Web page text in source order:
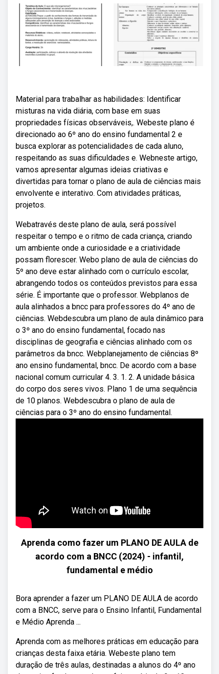
Material para trabalhar as habilidades: Identificar
misturas na vida diária, com base em suas
propriedades físicas observáveis,. Webeste plano é
direcionado ao 6º ano do ensino fundamental 2 e
busca explorar as potencialidades de cada aluno,
respeitando as suas dificuldades e. Webneste artigo,
vamos apresentar algumas ideias criativas e
divertidas para tornar o plano de aula de ciências mais
envolvente e interativo. Com atividades práticas,
projetos.
Webatravés deste plano de aula, será possível
respeitar o tempo e o ritmo de cada criança, criando
um ambiente onde a curiosidade e a criatividade
possam florescer. Webo plano de aula de ciências do
5º ano deve estar alinhado com o currículo escolar,
abrangendo todos os conteúdos previstos para essa
série. É importante que o professor. Webplanos de
aula alinhados a bncc para professores do 4º ano de
ciências. Webdescubra um plano de aula dinâmico para
o 3º ano do ensino fundamental, focado nas
disciplinas de geografia e ciências alinhado com os
parâmetros da bncc. Webplanejamento de ciências 8º
ano ensino fundamental, bncc. De acordo com a base
nacional comum curricular 4. 3. 1. 2. A unidade básica
do corpo dos seres vivos. Plano 1 de uma sequência
de 10 planos. Webdescubra o plano de aula de
ciências para o 3º ano do ensino fundamental.
Aprenda como fazer um PLANO DE AULA de
acordo com a BNCC (2024) - infantil,
fundamental e médio
Bora aprender a fazer um PLANO DE AULA de acordo
com a BNCC, serve para o Ensino Infantil, Fundamental
e Médio Aprenda ...
Aprenda com as melhores práticas em educação para
crianças desta faixa etária. Webeste plano tem
duração de três aulas, destinadas a alunos do 4º ano